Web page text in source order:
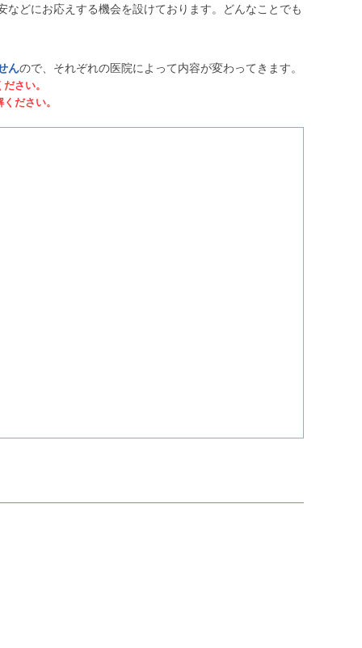
どにお応えする機会を設けております。どんなことでも
んので、それぞれの医院によって内容が変わってきます。
さい。
ださい。